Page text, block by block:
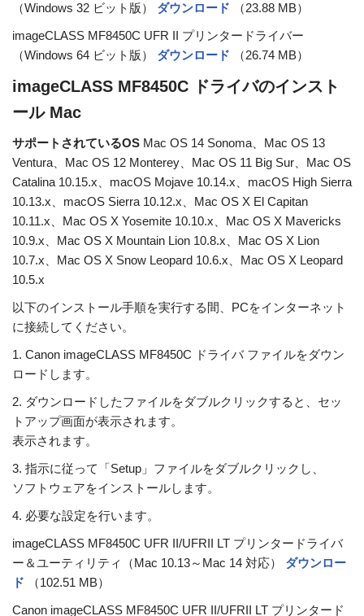
（Windows 32 ビット版） ダウンロード
（23.88 MB）
imageCLASS MF8450C UFR II プリンタードライバー
（Windows 64 ビット版） ダウンロード （26.74 MB）
imageCLASS MF8450C ドライバのインスト
ール Mac
サポートされているOS Mac OS 14 Sonoma、Mac OS 13
Ventura、Mac OS 12 Monterey、Mac OS 11 Big Sur、Mac OS
Catalina 10.15.x、macOS Mojave 10.14.x、macOS High Sierra
10.13.x、macOS Sierra 10.12.x、Mac OS X El Capitan
10.11.x、Mac OS X Yosemite 10.10.x、Mac OS X Mavericks
10.9.x、Mac OS X Mountain Lion 10.8.x、Mac OS X Lion
10.7.x、Mac OS X Snow Leopard 10.6.x、Mac OS X Leopard
10.5.x
以下のインストール手順を実行する間、PCをインターネット
に接続してください。
1. Canon imageCLASS MF8450C ドライバ ファイルをダウン
ロードします。
2. ダウンロードしたファイルをダブルクリックすると、セッ
トアップ画面が表示されます。
表示されます。
3. 指示に従って「Setup」ファイルをダブルクリックし、
ソフトウェアをインストールします。
4. 必要な設定を行います。
imageCLASS MF8450C UFR II/UFRII LT プリンタードライバ
ー＆ユーティリティ（Mac 10.13～Mac 14 対応） ダウンロー
ド
（102.51 MB）
Canon imageCLASS MF8450C UFR II/UFRII LT プリンタード